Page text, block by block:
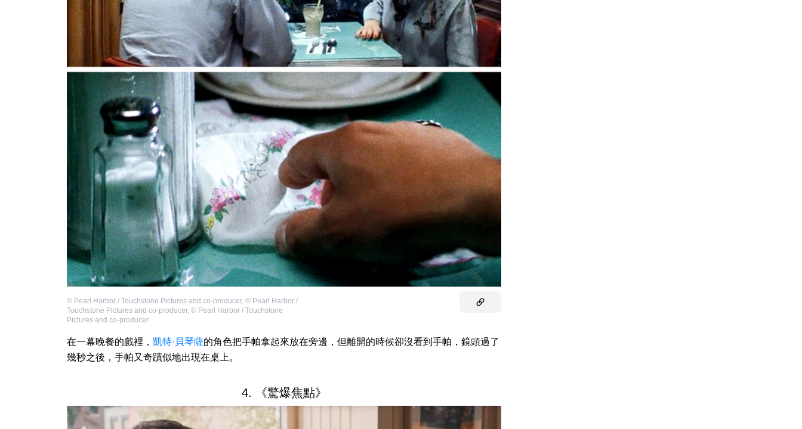
© Pearl Harbor / Touchstone Pictures and co-producer, © Pearl Harbor /
Touchstone Pictures and co-producer, © Pearl Harbor / Touchstone
Pictures and co-producer
在一幕晚餐的戲裡， 凱特·貝琴薩的角色把手帕拿起來放在旁邊，但離開的時候卻沒看到手帕，鏡頭過了
幾秒之後，手帕又奇蹟似地出現在桌上。
4. 《驚爆焦點》